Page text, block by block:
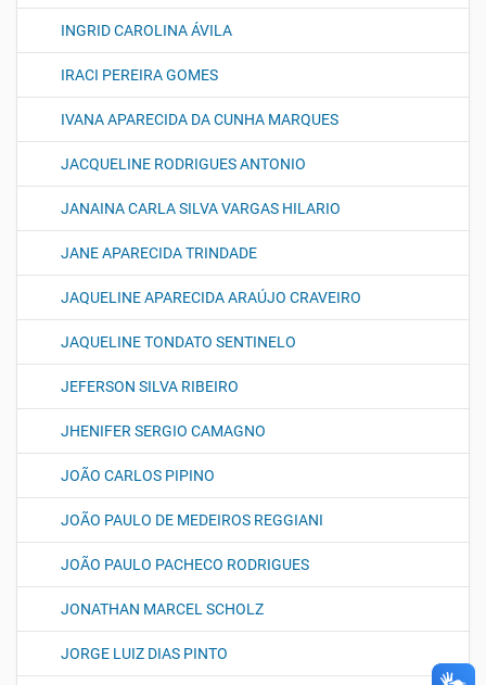
INGRID CAROLINA ÁVILA
IRACI PEREIRA GOMES
IVANA APARECIDA DA CUNHA MARQUES
JACQUELINE RODRIGUES ANTONIO
JANAINA CARLA SILVA VARGAS HILARIO
JANE APARECIDA TRINDADE
JAQUELINE APARECIDA ARAÚJO CRAVEIRO
JAQUELINE TONDATO SENTINELO
JEFERSON SILVA RIBEIRO
JHENIFER SERGIO CAMAGNO
JOÃO CARLOS PIPINO
JOÃO PAULO DE MEDEIROS REGGIANI
JOÃO PAULO PACHECO RODRIGUES
JONATHAN MARCEL SCHOLZ
JORGE LUIZ DIAS PINTO